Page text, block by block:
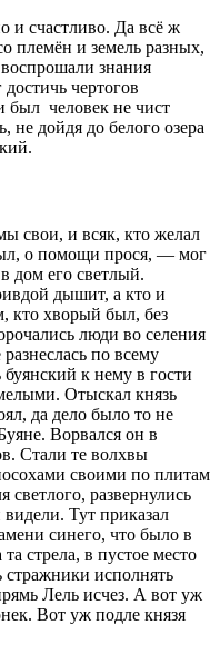
и счастливо. Да всё ж
племён и земель разных,
знания
чертогов
был человек не чист
дойдя до белого озера
свои, и всяк, кто желал
о помощи прося, — мог
дом его светлый.
дышит, а кто и
кто хворый был, без
люди во селения
по всему
к нему в гости
Отыскал князь
да дело было то не
Ворвался он в
Стали те волхвы
своими по плитам
развернулись
Тут приказал
синего, что было в
стрела, в пустое место
стражники исполнять
Лель исчез. А вот уж
Вот уж подле князя